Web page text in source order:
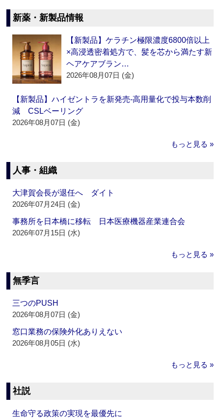
新薬・新製品情報
【新製品】ケラチン極限濃度6800倍以上
×高浸透密着処方で、髪を芯から満たす新
ヘアケアブラン…
2026年08月07日 (金)
【新製品】ハイゼントラを新発売‐高用量化で投与本数削
減 CSLベーリング
2026年08月07日 (金)
もっと見る »
人事・組織
大津賀会長が退任へ ダイト
2026年07月24日 (金)
事務所を日本橋に移転 日本医療機器産業連合会
2026年07月15日 (水)
もっと見る »
無季言
三つのPUSH
2026年08月07日 (金)
窓口業務の保険外化ありえない
2026年08月05日 (水)
もっと見る »
社説
生命守る政策の実現を最優先に